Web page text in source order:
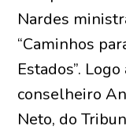
Nardes
“Caminhos
Estados”.
conselheiro
Neto, do